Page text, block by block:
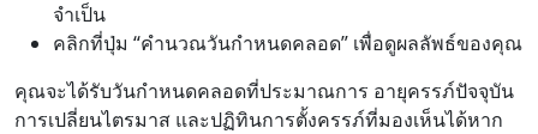
จำเป็น
คลิกที่ปุ่ม “คำนวณวันกำหนดคลอด” เพื่อดูผลลัพธ์ของคุณ
คุณจะได้รับวันกำหนดคลอดที่ประมาณการ อายุครรภ์ปัจจุบัน
การเปลี่ยนไตรมาส และปฏิทินการตั้งครรภ์ที่มองเห็นได้หาก